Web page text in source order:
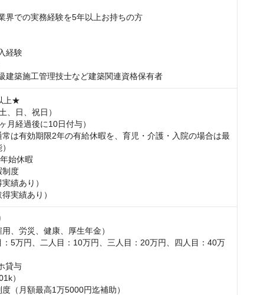
界での実務経験を5年以上お持ちの方
経験
建築施工管理技士など建築関連資格保有者
上★
、日、祝日）
月経過後に10日付与）
は有効期限2年の有給休暇を、育児・介護・入院の場合は最
始休暇
制度
績あり）
実績あり）
、労災、健康、厚生年金）
5万円、二人目：10万円、三人目：20万円、四人目：40万
貸与
）
（月額最高1万5000円迄補助）